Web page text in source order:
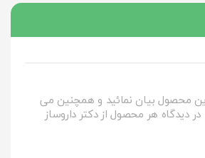
این محصول بیان نمائید و همچنین می
در دیدگاه هر محصول از دکتر داروساز